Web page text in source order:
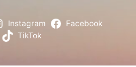
Instagram
Facebook
TikTok